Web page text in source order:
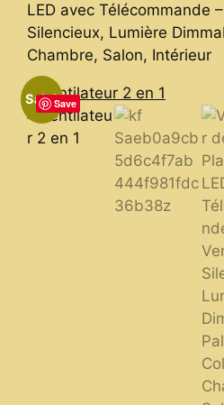
LED avec Télécommande
Silencieux, Lumière
Chambre, Salon, Intérieur
Sale!Save